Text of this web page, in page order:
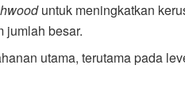
untuk meningkatkan
jumlah besar.
utama, terutama pada